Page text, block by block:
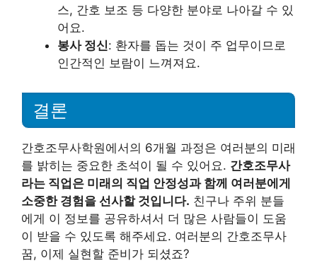
스, 간호 보조 등 다양한 분야로 나아갈 수 있
어요.
봉사 정신: 환자를 돕는 것이 주 업무이므로
인간적인 보람이 느껴져요.
결론
간호조무사학원에서의 6개월 과정은 여러분의 미래
를 밝히는 중요한 초석이 될 수 있어요. 간호조무사
라는 직업은 미래의 직업 안정성과 함께 여러분에게
소중한 경험을 선사할 것입니다. 친구나 주위 분들
에게 이 정보를 공유하셔서 더 많은 사람들이 도움
이 받을 수 있도록 해주세요. 여러분의 간호조무사
꿈, 이제 실현할 준비가 되셨죠?